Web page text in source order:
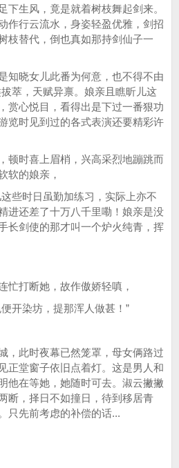
下生风，竟是就着树枝舞起剑来。
作行云流水，身姿轻盈优雅，剑招
枝替代，倒也真如那持剑仙子一
晓女儿此番为何意，也不得不由
萃，天赋异禀。娘亲且瞧昕儿这
赏心悦目，看得出是下过一番狠功
览时见到过的各式表演还要精彩许
时喜上眉梢，兴高采烈地蹦跳而
软的娘亲，
时日虽勤加练习，实际上亦不
进还差了十万八千里嘞！娘亲是没
长剑使的那才叫一个炉火纯青，挥
打断她，故作傲娇轻嗔，
染坊，提那浑人做甚！”
此时夜幕已然笼罩，母女俩路过
正堂窗子依旧点着灯。这是男人和
他在等她，她随时可去。淑云撇撇
断，择日不如撞日，待到移居青
只先前考虑的补偿的话...